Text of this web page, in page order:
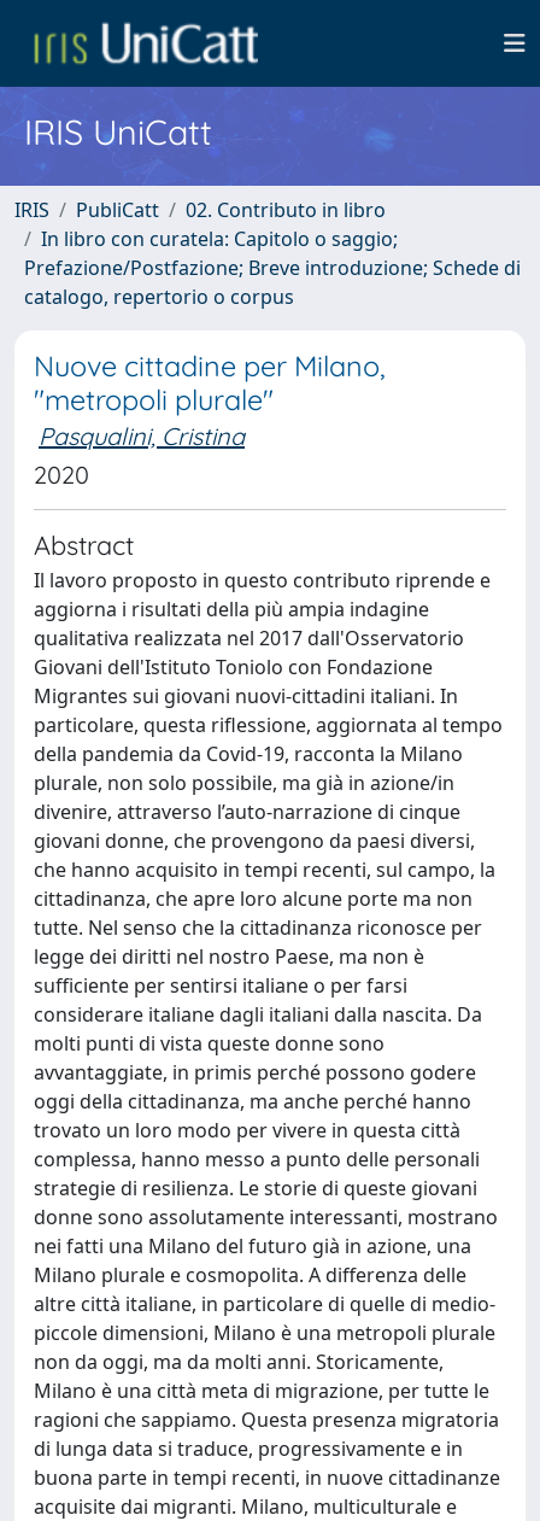
IRIS UniCatt
IRIS PubliCatt
02. Contributo in libro
In libro con curatela: Capitolo o saggio;
Prefazione/Postfazione; Breve introduzione; Schede di
catalogo, repertorio o corpus
Nuove cittadine per Milano,
"metropoli plurale"
Pasqualini, Cristina
2020
Abstract
Il lavoro proposto in questo contributo riprende e
aggiorna i risultati della più ampia indagine
qualitativa realizzata nel 2017 dall'Osservatorio
Giovani dell'Istituto Toniolo con Fondazione
Migrantes sui giovani nuovi-cittadini italiani. In
particolare, questa riflessione, aggiornata al tempo
della pandemia da Covid-19, racconta la Milano
plurale, non solo possibile, ma già in azione/in
divenire, attraverso l’auto-narrazione di cinque
giovani donne, che provengono da paesi diversi,
che hanno acquisito in tempi recenti, sul campo, la
cittadinanza, che apre loro alcune porte ma non
tutte. Nel senso che la cittadinanza riconosce per
legge dei diritti nel nostro Paese, ma non è
sufficiente per sentirsi italiane o per farsi
considerare italiane dagli italiani dalla nascita. Da
molti punti di vista queste donne sono
avvantaggiate, in primis perché possono godere
oggi della cittadinanza, ma anche perché hanno
trovato un loro modo per vivere in questa città
complessa, hanno messo a punto delle personali
strategie di resilienza. Le storie di queste giovani
donne sono assolutamente interessanti, mostrano
nei fatti una Milano del futuro già in azione, una
Milano plurale e cosmopolita. A differenza delle
altre città italiane, in particolare di quelle di medio-
piccole dimensioni, Milano è una metropoli plurale
non da oggi, ma da molti anni. Storicamente,
Milano è una città meta di migrazione, per tutte le
ragioni che sappiamo. Questa presenza migratoria
di lunga data si traduce, progressivamente e in
buona parte in tempi recenti, in nuove cittadinanze
acquisite dai migranti. Milano, multiculturale e